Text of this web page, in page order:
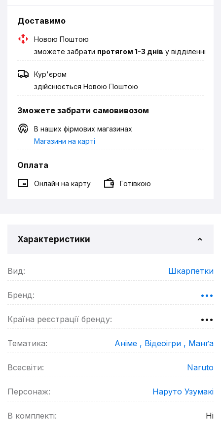
Доставимо
Новою Поштою
зможете забрати протягом 1-3 днів у відділенні
Кур'єром
здійснюється Новою Поштою
Зможете забрати самовивозом
В наших фірмових магазинах
Магазини на карті
Оплата
Онлайн на карту Готівкою
Характеристики
Вид: Шкарпетки
Бренд: •••
Країна реєстрації бренду: •••
Тематика: Аніме , Відеоігри , Манґа
Всесвіти: Naruto
Персонаж: Наруто Узумакі
В комплекті: Ні